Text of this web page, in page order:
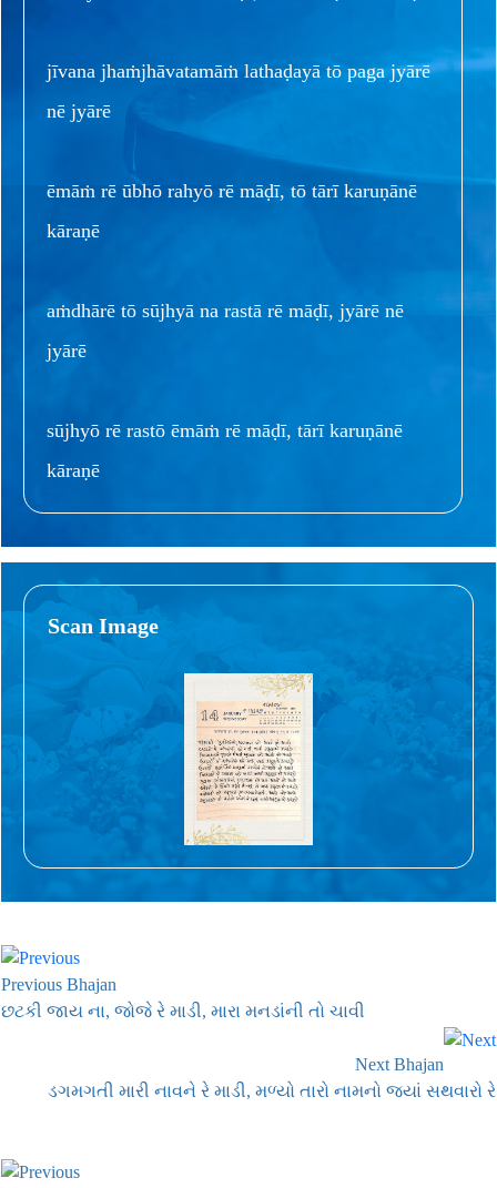
jīvana jhaṁjhāvatamāṁ lathaḍayā tō paga jyārē
nē jyārē
ēmāṁ rē ūbhō rahyō rē māḍī, tō tārī karuṇānē
kāraṇē
aṁdhārē tō sūjhyā na rastā rē māḍī, jyārē nē
jyārē
sūjhyō rē rastō ēmāṁ rē māḍī, tārī karuṇānē
kāraṇē
Scan Image
Previous Bhajan
છટકી જાય ના, જોજે રે માડી, મારા મનડાંની તો ચાવી
Next Bhajan
ડગમગતી મારી નાવને રે માડી, મળ્યો તારો નામનો જ્યાં સથવારો રે